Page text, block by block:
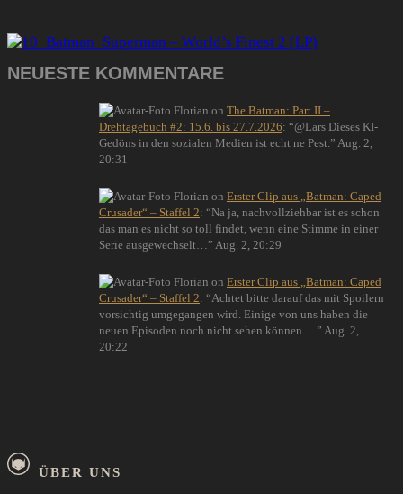
NEUESTE KOMMENTARE
Florian on The Batman: Part II –
Drehtagebuch #2: 15.6. bis 27.7.2026: “@Lars Dieses KI-
Gedöns in den sozialen Medien ist echt ne Pest. ” Aug. 2,
20:31
Florian on Erster Clip aus „Batman: Caped
Crusader“ – Staffel 2: “Na ja, nachvollziehbar ist es schon
das man es nicht so toll findet, wenn eine Stimme in einer
Serie ausgewechselt… ” Aug. 2, 20:29
Florian on Erster Clip aus „Batman: Caped
Crusader“ – Staffel 2: “Achtet bitte darauf das mit Spoilern
vorsichtig umgegangen wird. Einige von uns haben die
neuen Episoden noch nicht sehen können.… ” Aug. 2,
20:22
ÜBER UNS